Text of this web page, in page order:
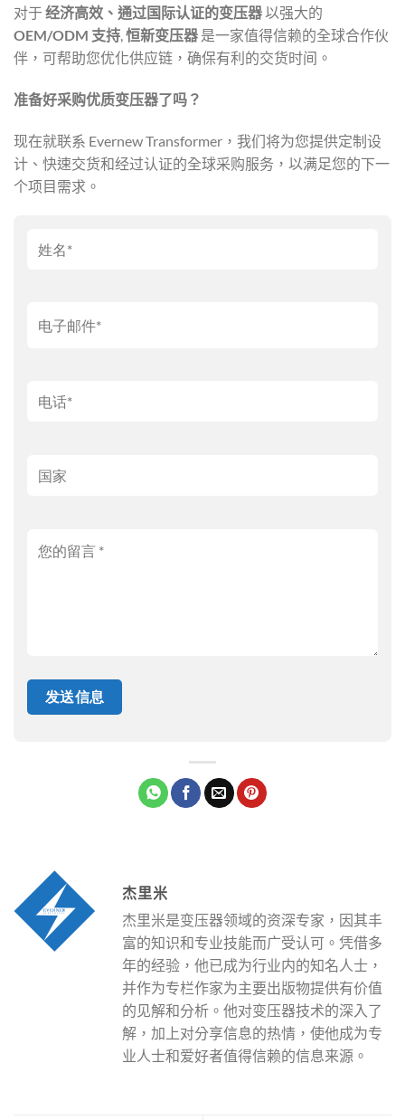
对于 经济高效、通过国际认证的变压器以强大的
OEM/ODM 支持,恒新变压器 是一家值得信赖的全球合作伙
伴，可帮助您优化供应链，确保有利的交货时间。
准备好采购优质变压器了吗？
现在就联系 Evernew Transformer，我们将为您提供定制设
计、快速交货和经过认证的全球采购服务，以满足您的下一
个项目需求。
杰里米
杰里米是变压器领域的资深专家，因其丰
富的知识和专业技能而广受认可。凭借多
年的经验，他已成为行业内的知名人士，
并作为专栏作家为主要出版物提供有价值
的见解和分析。他对变压器技术的深入了
解，加上对分享信息的热情，使他成为专
业人士和爱好者值得信赖的信息来源。